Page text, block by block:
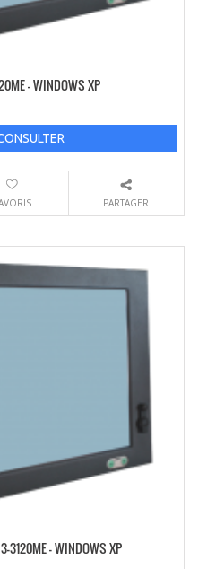
– WINDOWS XP
PARTAGER
3120ME – WINDOWS XP